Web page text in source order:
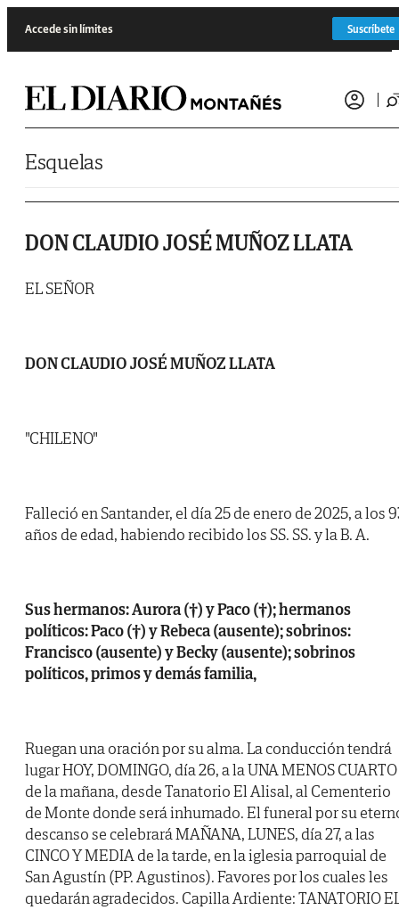
Accede sin límites Suscríbete
Esquelas
DON CLAUDIO JOSÉ MUÑOZ LLATA
EL SEÑOR
DON CLAUDIO JOSÉ MUÑOZ LLATA
"CHILENO"
Falleció en Santander, el día 25 de enero de 2025, a los
años de edad, habiendo recibido los SS. SS. y la B. A.
Sus hermanos: Aurora (†) y Paco (†); hermanos
políticos: Paco (†) y Rebeca (ausente); sobrinos:
Francisco (ausente) y Becky (ausente); sobrinos
políticos, primos y demás familia,
Ruegan una oración por su alma. La conducción tendrá
lugar HOY, DOMINGO, día 26, a la UNA MENOS CUARTO
de la mañana, desde Tanatorio El Alisal, al Cementerio
de Monte donde será inhumado. El funeral por su
descanso se celebrará MAÑANA, LUNES, día 27, a las
CINCO Y MEDIA de la tarde, en la iglesia parroquial de
San Agustín (PP. Agustinos). Favores por los cuales les
quedarán agradecidos. Capilla Ardiente: TANATORIO